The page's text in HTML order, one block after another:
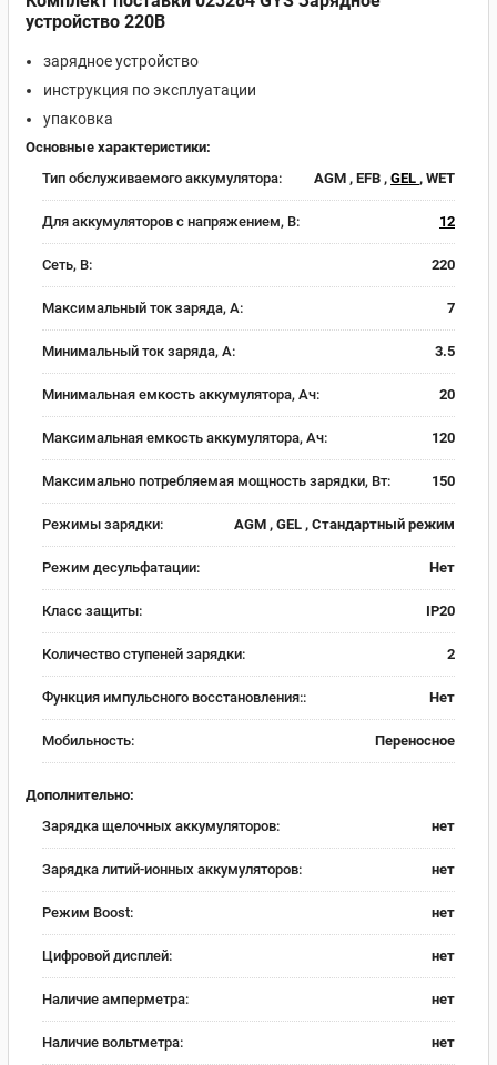
устройство 220В
зарядное устройство
инструкция по эксплуатации
упаковка
Основные характеристики:
Тип обслуживаемого аккумулятора:
AGM , EFB , GEL , WET
Для аккумуляторов с напряжением, В: 12
Сеть, В: 220
Максимальный ток заряда, А: 7
Минимальный ток заряда, А: 3.5
Минимальная емкость аккумулятора, Ач: 20
Максимальная емкость аккумулятора, Ач: 120
Максимально потребляемая мощность зарядки, Вт: 150
Режимы зарядки: AGM , GEL , Стандартный режим
Режим десульфатации: Нет
Класс защиты: IP20
Количество ступеней зарядки: 2
Функция импульсного восстановления:: Нет
Мобильность: Переносное
Дополнительно:
Зарядка щелочных аккумуляторов:
нет
Зарядка литий-ионных аккумуляторов: нет
Режим Boost: нет
Цифровой дисплей: нет
Наличие амперметра: нет
Наличие вольтметра: нет